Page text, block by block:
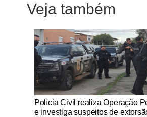
Veja também
Notícias Católicas
Polícia Civil realiza Operação
e investiga suspeitos de